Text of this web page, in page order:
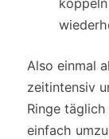
Also einmal
zeitintensiv
Ringe
einfach